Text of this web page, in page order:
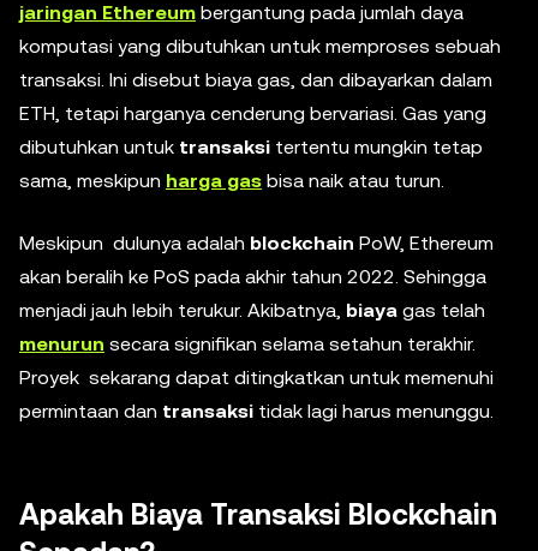
jaringan Ethereum bergantung pada jumlah daya
komputasi yang dibutuhkan untuk memproses sebuah
transaksi. Ini disebut biaya gas, dan dibayarkan dalam
ETH, tetapi harganya cenderung bervariasi. Gas yang
dibutuhkan untuk transaksi tertentu mungkin tetap
sama, meskipun harga gas bisa naik atau turun.
Meskipun dulunya adalah blockchain PoW, Ethereum
akan beralih ke PoS pada akhir tahun 2022. Sehingga
menjadi jauh lebih terukur. Akibatnya, biaya gas telah
menurun secara signifikan selama setahun terakhir.
Proyek sekarang dapat ditingkatkan untuk memenuhi
permintaan dan transaksi tidak lagi harus menunggu.
Apakah Biaya Transaksi Blockchain